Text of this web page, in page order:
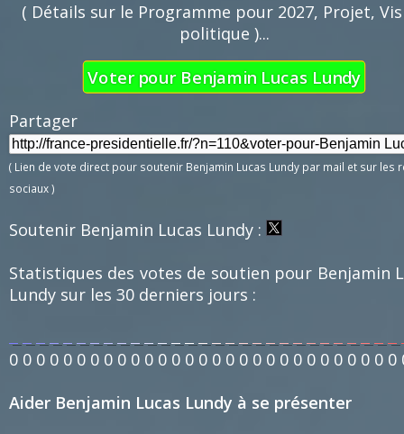
( Détails sur le Programme pour 2027, Projet,
politique )...
Voter pour Benjamin Lucas Lundy
Partager
( Lien de vote direct pour soutenir Benjamin Lucas Lundy par mail et sur les
sociaux )
Soutenir Benjamin Lucas Lundy :
Statistiques des votes de soutien pour Benjamin
Lundy sur les 30 derniers jours :
0 0 0 0 0 0 0 0 0 0 0 0 0 0 0 0 0 0 0 0 0 0 0 0 0 0 0 0 0
Aider Benjamin Lucas Lundy à se présenter